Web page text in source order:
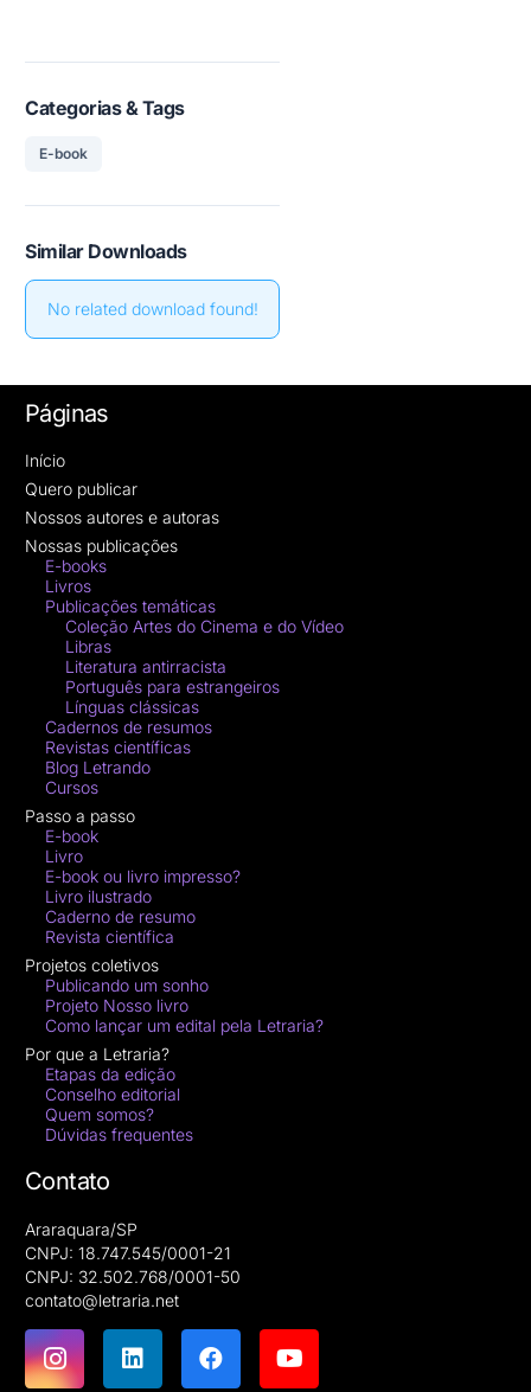
Categorias & Tags
E-book
Similar Downloads
No related download found!
Páginas
Início
Quero publicar
Nossos autores e autoras
Nossas publicações
E-books
Livros
Publicações temáticas
Coleção Artes do Cinema e do Vídeo
Libras
Literatura antirracista
Português para estrangeiros
Línguas clássicas
Cadernos de resumos
Revistas científicas
Blog Letrando
Cursos
Passo a passo
E-book
Livro
E-book ou livro impresso?
Livro ilustrado
Caderno de resumo
Revista científica
Projetos coletivos
Publicando um sonho
Projeto Nosso livro
Como lançar um edital pela Letraria?
Por que a Letraria?
Etapas da edição
Conselho editorial
Quem somos?
Dúvidas frequentes
Contato
Araraquara/SP
CNPJ: 18.747.545/0001-21
CNPJ: 32.502.768/0001-50
contato@letraria.net